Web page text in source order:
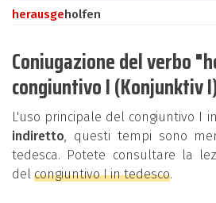
herausgeholfen
Coniugazione del verbo
congiuntivo I (Konjunktiv
L'uso principale del congiuntivo I
indiretto, questi tempi sono
tedesca. Potete consultare la
del congiuntivo I in tedesco.